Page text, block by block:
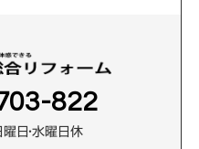
822
・水曜日休